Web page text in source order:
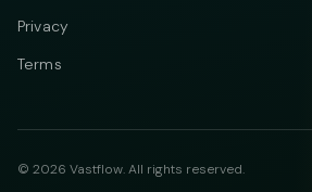
Privacy
Terms
© 2026 Vastflow. All rights reserved.